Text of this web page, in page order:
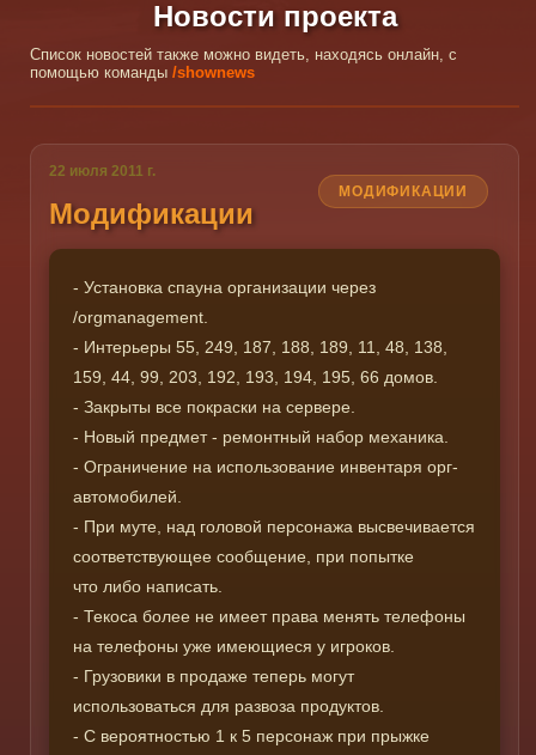
Новости проекта
Список новостей также можно видеть, находясь онлайн, с
помощью команды /shownews
МОДИФИКАЦИИ
22 июля 2011 г.
Модификации
- Установка спауна организации через
/orgmanagement.
- Интерьеры 55, 249, 187, 188, 189, 11, 48, 138,
159, 44, 99, 203, 192, 193, 194, 195, 66 домов.
- Закрыты все покраски на сервере.
- Новый предмет - ремонтный набор механика.
- Ограничение на использование инвентаря орг-
автомобилей.
- При муте, над головой персонажа высвечивается
соответствующее сообщение, при попытке
что либо написать.
- Текоса более не имеет права менять телефоны
на телефоны уже имеющиеся у игроков.
- Грузовики в продаже теперь могут
использоваться для развоза продуктов.
- С вероятностью 1 к 5 персонаж при прыжке